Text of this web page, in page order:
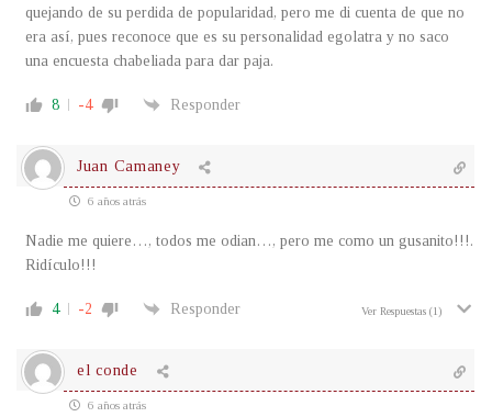
quejando de su perdida de popularidad, pero me di cuenta de que no
era así, pues reconoce que es su personalidad egolatra y no saco
una encuesta chabeliada para dar paja.
8 -4 Responder
Juan Camaney
6 años atrás
Nadie me quiere…, todos me odian…, pero me como un gusanito!!!.
Ridículo!!!
4 -2 Responder Ver Respuestas (1)
el conde
6 años atrás